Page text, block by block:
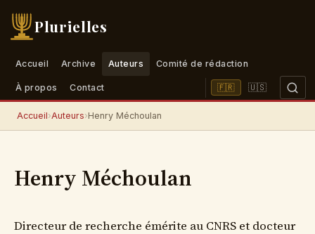
Plurielles
Accueil Archive Auteurs Comité de rédaction
À propos Contact 🇫🇷 🇺🇸
Accueil›Auteurs›Henry Méchoulan
Henry Méchoulan
Directeur de recherche émérite au CNRS et docteur